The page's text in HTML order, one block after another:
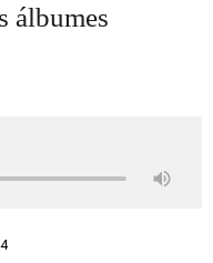
álbumes